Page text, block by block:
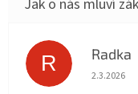
R Radka
2.3.2026